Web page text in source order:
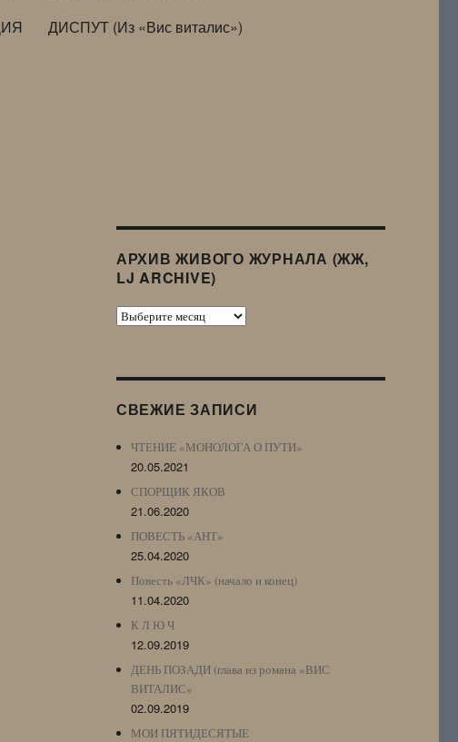
ДИСПУТ (Из «Вис виталис»)
АРХИВ ЖИВОГО ЖУРНАЛА (ЖЖ,
LJ ARCHIVE)
Архив
Archive)
СВЕЖИЕ ЗАПИСИ
ЧТЕНИЕ «МОНОЛОГА О ПУТИ»
20.05.2021
СПОРЩИК ЯКОВ
21.06.2020
ПОВЕСТЬ «АНТ»
25.04.2020
Повесть «ЛЧК» (начало и конец)
11.04.2020
К Л Ю Ч
12.09.2019
ДЕНЬ ПОЗАДИ (глава из романа «ВИС
ВИТАЛИС»
02.09.2019
МОИ ПЯТИДЕСЯТЫЕ